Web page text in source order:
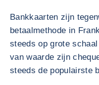
Bankkaarten zijn
betaalmethode in
steeds op grote
van waarde zijn
steeds de populairste